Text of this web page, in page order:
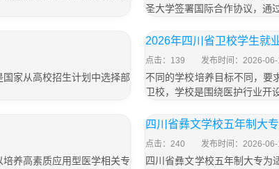
圣大学签署国际合作协议，通
家从高校招生计划中选择部
2026年四川省卫校学生就
点击：139 发布时间：2026-06-
不同的学校培养目标不同，要
卫校，学校是围绕医护行业开
养高素质应用型医学相关专
四川省彝文学校五年制大
点击：240 发布时间：2026-06-
四川省彝文学校五年制大专为